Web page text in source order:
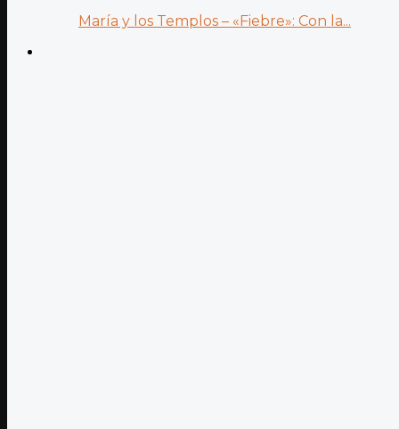
María y los Templos – «Fiebre»: Con la...